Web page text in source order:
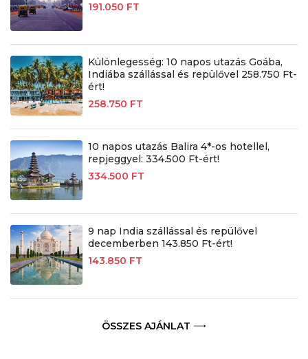
191.050 FT
Különlegesség: 10 napos utazás Goába,
Indiába szállással és repülővel 258.750 Ft-
ért!
258.750 FT
10 napos utazás Balira 4*-os hotellel,
repjeggyel: 334.500 Ft-ért!
334.500 FT
9 nap India szállással és repülővel
decemberben 143.850 Ft-ért!
143.850 FT
ÖSSZES AJÁNLAT